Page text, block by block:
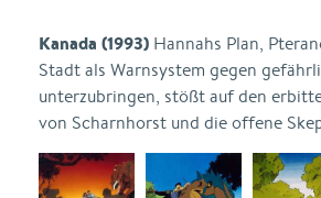
Kanada (1993) Hannahs Plan,
Stadt als Warnsystem gegen
unterzubringen, stößt auf den
von Scharnhorst und die offene